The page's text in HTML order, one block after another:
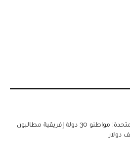
تأشيرة الدخول للولايات المتحدة: مواطنو 30 دولة إفريقية مطالبون